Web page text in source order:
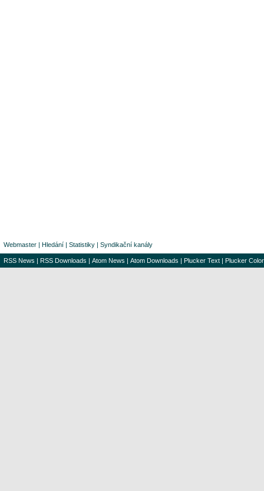
Webmaster | Hledání | Statistiky | Syndikační kanály
RSS News | RSS Downloads | Atom News | Atom Downloads | Plucker Text | Plucker Color